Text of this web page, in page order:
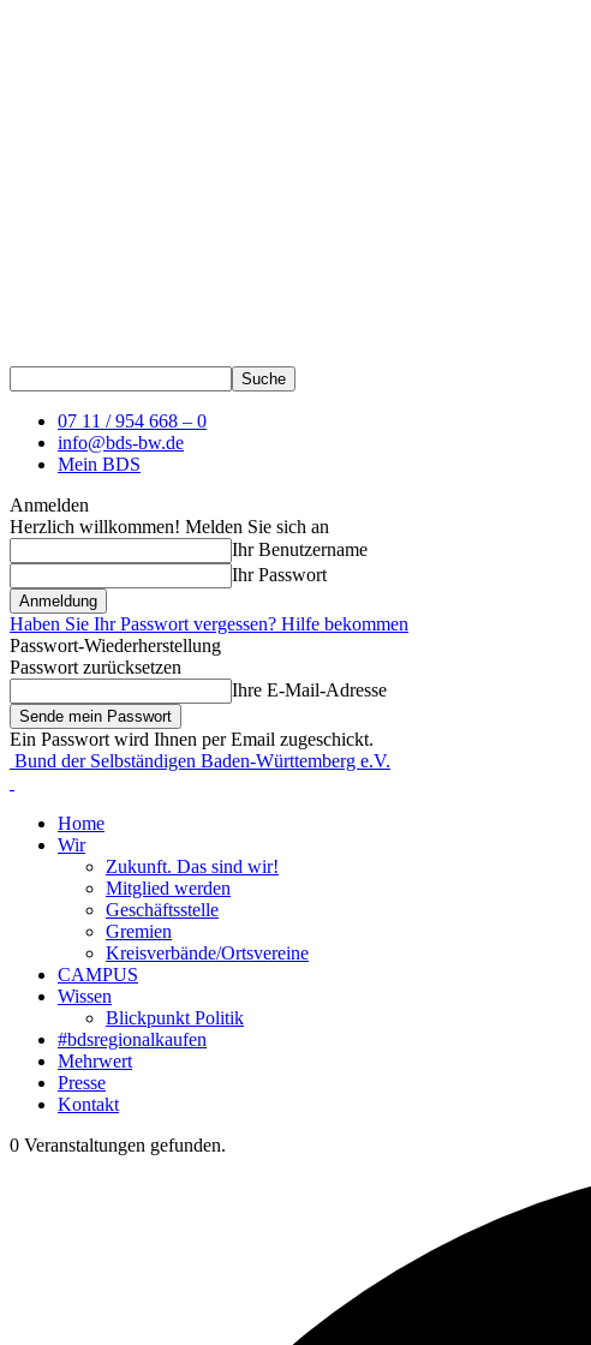
07 11 / 954 668 – 0
info@bds-bw.de
Mein BDS
Anmelden
Herzlich willkommen! Melden Sie sich an
Ihr Benutzername
Ihr Passwort
Haben Sie Ihr Passwort vergessen? Hilfe bekommen
Passwort-Wiederherstellung
Passwort zurücksetzen
Ihre E-Mail-Adresse
Ein Passwort wird Ihnen per Email zugeschickt.
Bund der Selbständigen Baden-Württemberg e.V.
Home
Wir
Zukunft. Das sind wir!
Mitglied werden
Geschäftsstelle
Gremien
Kreisverbände/Ortsvereine
CAMPUS
Wissen
Blickpunkt Politik
#bdsregionalkaufen
Mehrwert
Presse
Kontakt
0 Veranstaltungen gefunden.